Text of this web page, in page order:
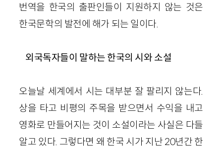
번역을 한국의 출판인들이 지원하지 않는 것은
한국문학의 발전에 해가 되는 일이다.
외국독자들이 말하는 한국의 시와 소설
오늘날 세계에서 시는 대부분 잘 팔리지 않는다.
상을 타고 비평의 주목을 받으면서 수익을 내고
영화로 만들어지는 것이 소설이라는 사실은 다들
알고 있다. 그렇다면 왜 한국 시가 지난 20년간 한